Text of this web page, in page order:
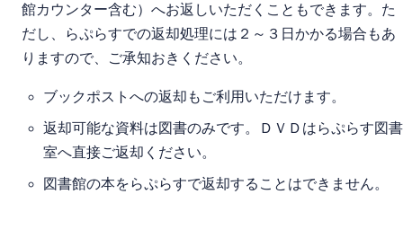
館カウンター含む）へお返しいただくこともできます。た
だし、らぷらすでの返却処理には２～３日かかる場合もあ
りますので、ご承知おきください。
ブックポストへの返却もご利用いただけます。
返却可能な資料は図書のみです。ＤＶＤはらぷらす図書
室へ直接ご返却ください。
図書館の本をらぷらすで返却することはできません。